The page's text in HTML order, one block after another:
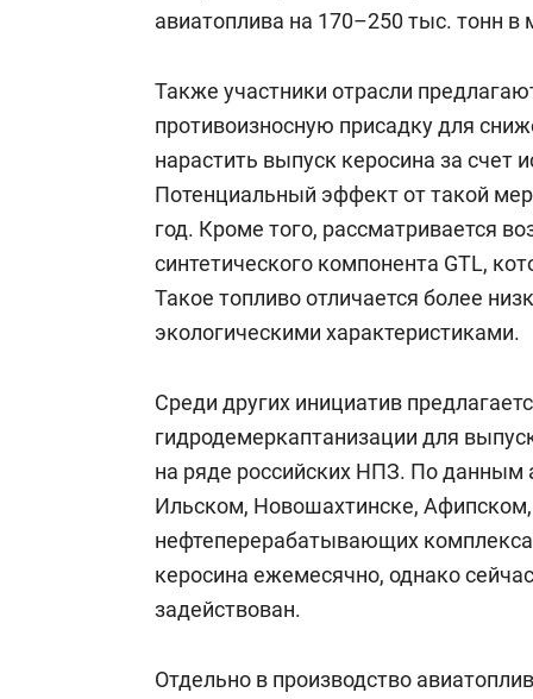
авиатоплива на 170–250 тыс. тонн в
Также участники отрасли
противоизносную присадку для
нарастить выпуск керосина за счет
Потенциальный эффект от такой
год. Кроме того, рассматривается
синтетического компонента GTL,
Такое топливо отличается более
экологическими характеристиками.
Среди других инициатив
гидродемеркаптанизации для
на ряде российских НПЗ. По данным
Ильском, Новошахтинске,
нефтеперерабатывающих
керосина ежемесячно, однако
задействован.
Отдельно в производство